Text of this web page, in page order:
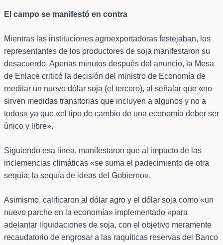
El campo se manifestó en contra
Mientras las instituciones agroexportadoras festejaban, los
representantes de los productores de soja manifestaron su
desacuerdo. Apenas minutos después del anuncio, la Mesa
de Enlace criticó la decisión del ministro de Economía de
reeditar un nuevo dólar soja (el tercero), al señalar que «no
sirven medidas transitorias que incluyen a algunos y no a
todos» ya que «el tipo de cambio de una economía deber ser
único y libre».
Siguiendo esa línea, manifestaron que al impacto de las
inclemencias climáticas «se suma el padecimiento de otra
sequía; la sequía de ideas del Gobierno».
Asimismo, calificaron al dólar agro y el dólar soja como «un
nuevo parche en la economía» implementado «para
adelantar liquidaciones de soja, con el objetivo meramente
recaudatorio de engrosar a las raquíticas reservas del Banco